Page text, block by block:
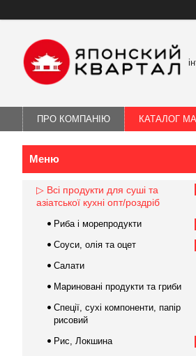
ПРО КОМПАНІЮ КАТАЛОГ
▷ Всі продукти для суші та
азіатської кухні опт/роздріб
Риба і морепродукти
Соуси, олія та оцет
Салати
Мариновані продукти та гриби
Спеції, сухі компоненти, папір
рисовий
Рис, Локшина